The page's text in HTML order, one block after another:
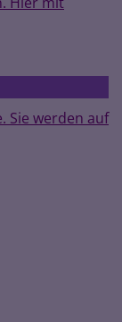
Sie werden auf